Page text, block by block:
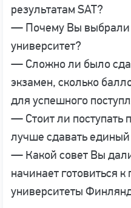
результатам SAT?
— Почему Вы выбрали
университет?
— Сложно ли было
экзамен, сколько
для успешного
— Стоит ли поступать
лучше сдавать
— Какой совет Вы
начинает готовиться
университеты